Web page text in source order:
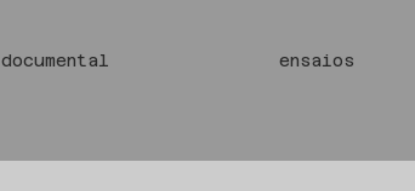
documental ensaios